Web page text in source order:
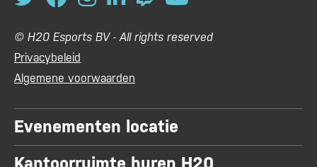
© H20 Esports BV - All rights reserved
Privacybeleid
Algemene voorwaarden
Evenementen locatie